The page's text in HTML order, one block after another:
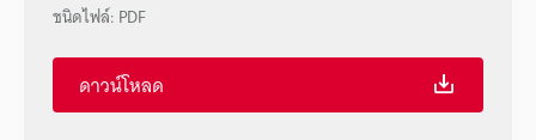
ชนิดไฟล์: PDF
ดาวน์โหลด